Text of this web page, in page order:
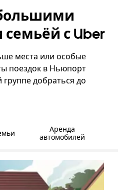
с Uber
места или особые
поездок в Ньюпорт
добраться до
Аренда
автомобилей